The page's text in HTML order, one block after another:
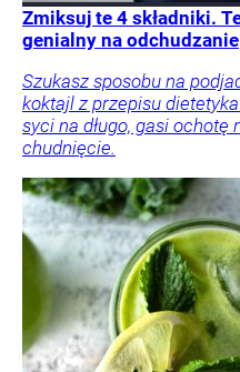
Zmiksuj te 4 składniki.
genialny na odchudzanie
Szukasz sposobu na
koktajl z przepisu
syci na długo, gasi ochotę
chudnięcie.